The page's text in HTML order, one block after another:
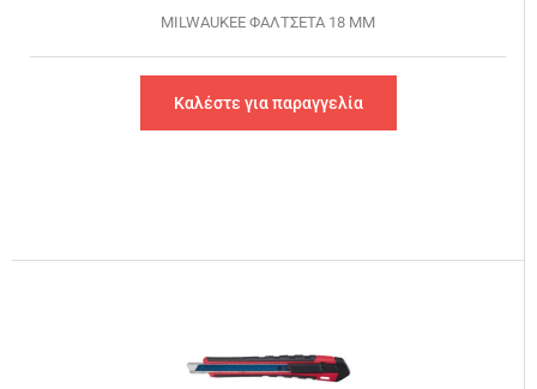
MILWAUKEE ΦΑΛΤΣΕΤΑ 18 MM
Καλέστε για παραγγελία